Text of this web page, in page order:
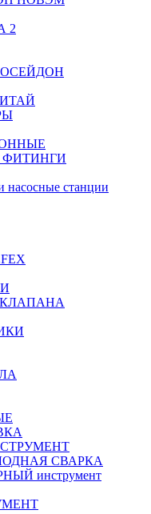
2
ФИТИНГИ
станции
КЛАПАНА
СВАРКА
инструмент